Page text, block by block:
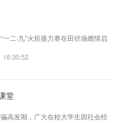
二·九”火炬接力赛在田径场燃情启
”运动90周年为主题的盛会，学校校
助理石明罡，以及各二级学院领导
证这场跨越时空的精神接力。本次
16:30:52
堂
高发期，广大在校大学生因社会经